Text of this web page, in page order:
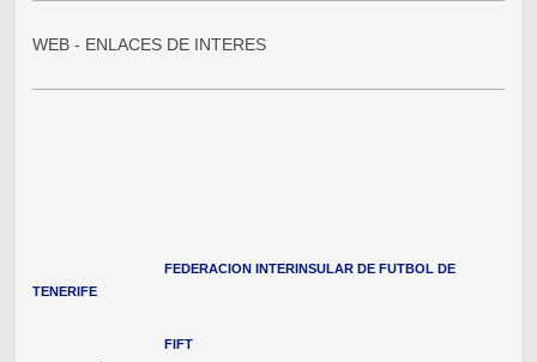
WEB - ENLACES DE INTERES
FEDERACION INTERINSULAR DE FUTBOL DE
TENERIFE
FIFT